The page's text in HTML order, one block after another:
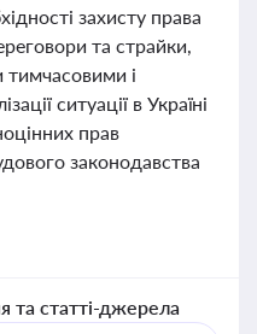
захисту права
та страйки,
і
ситуації в Україні
прав
законодавства
та статті-джерела